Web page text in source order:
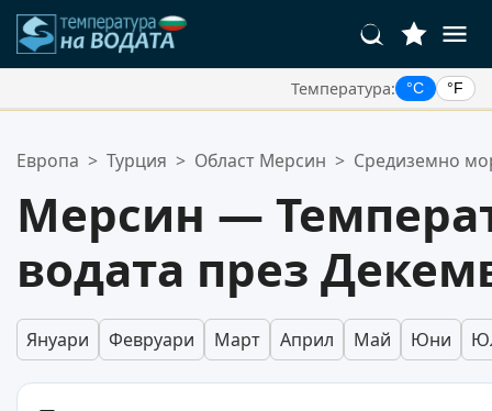
Температура: °C °F
Вашият списък с любими е празен.
Европа > Турция > Област Мерсин > Средиземно
Мерсин —
водата през
Януари Февруари Март Април Май Юни